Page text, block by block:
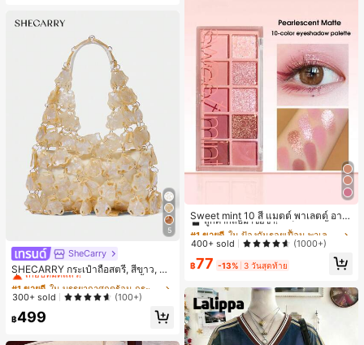
5
SheCarry
SHECARRY กระเป๋าถือสตรี, สีขาว, แฟ
ชั่น, สง่างาม, วันหยุด, งานปาร์ตี้
#1 ขายดี
เกือบหมดแล้ว!
#1 ขายดี
เกือบหมดแล้ว!
#1 ขายดี
เกือบหมดแล้ว!
#1 ขายดี
ใน บรรยากาศฤดูร้อน กระเป๋าหูหิ้วด้านบนผู้หญิง
เกือบหมดแล้ว!
300+ sold (100+)
฿499
Sweet mint 10 สี แมตต์ พาเลตต์ อาย
แชโดว์ , 1 ชิ้น อย่างสูง เม็ดสี กันน้ำ ทน
ทาน อายแชโดว์ ถาด อายแชโดว์
ลูกค้ากลับมาซื้อซ้ำ!
#1 ขายดี
ลูกค้ากลับมาซื้อซ้ำ!
#1 ขายดี
ลูกค้ากลับมาซื้อซ้ำ!
#1 ขายดี
ใน ป้องกันรอยเปื้อน พาเลตต์อายแชโดว์
ลูกค้ากลับมาซื้อซ้ำ!
400+ sold (1000+)
฿77 -13% 3 วันสุดท้าย